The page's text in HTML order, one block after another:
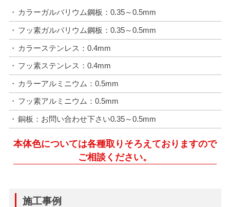
カラーガルバリウム鋼板：0.35～0.5mm
フッ素ガルバリウム鋼板：0.35～0.5mm
カラーステンレス：0.4mm
フッ素ステンレス：0.4mm
カラーアルミニウム：0.5mm
フッ素アルミニウム：0.5mm
銅板：お問い合わせ下さい0.35～0.5mm
本体色については各種取りそろえておりますので
ご相談ください。
施工事例